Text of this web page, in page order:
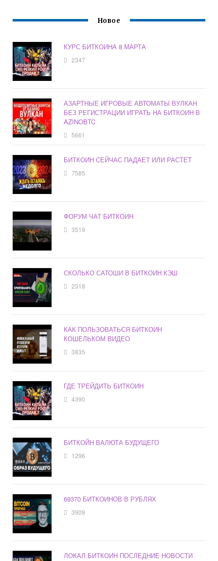
Новое
КУРС БИТКОИНА 8 МАРТА
2347
АЗАРТНЫЕ ИГРОВЫЕ АВТОМАТЫ ВУЛКАН
БЕЗ РЕГИСТРАЦИИ ИГРАТЬ НА БИТКОИН В
AZINOBTC
5661
БИТКОИН СЕЙЧАС ПАДАЕТ ИЛИ РАСТЕТ
7585
ФОРУМ ЧАТ БИТКОИН
3519
СКОЛЬКО САТОШИ В БИТКОИН КЭШ
2318
КАК ПОЛЬЗОВАТЬСЯ БИТКОИН
КОШЕЛЬКОМ ВИДЕО
3835
ГДЕ ТРЕЙДИТЬ БИТКОИН
4390
БИТКОЙН ВАЛЮТА БУДУЩЕГО
1296
69370 БИТКОИНОВ В РУБЛЯХ
3909
ЛОКАЛ БИТКОИН ПОСЛЕДНИЕ НОВОСТИ